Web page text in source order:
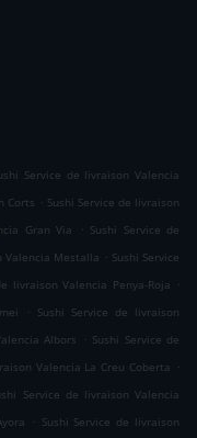
Service de livraison Valencia
Corts . Sushi Service de livraison
Gran Via . Sushi Service de
Valencia Mestalla . Sushi Service
livraison Valencia Penya-Roja .
. Sushi Service de livraison
Albors . Sushi Service de
Valencia La Creu Coberta .
Service de livraison Valencia
. Sushi Service de livraison